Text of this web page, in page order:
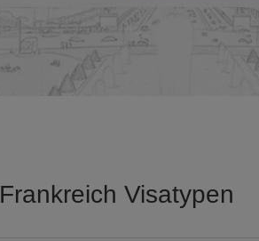
Frankreich Visatypen